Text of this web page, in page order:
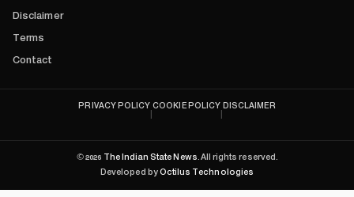
Disclaimer
Terms
Contact
PRIVACY POLICY COOKIE POLICY DISCLAIMER
©2026 The Indian State News. All rights reserved.
Developed by Octilus Technologies